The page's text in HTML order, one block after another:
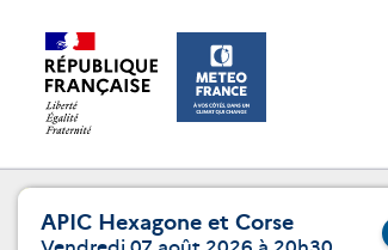
APIC Hexagone et Corse